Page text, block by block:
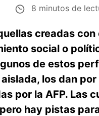
8 minutos de
creadas
social o
de estos
los dan
por la AFP. Las
hay pistas